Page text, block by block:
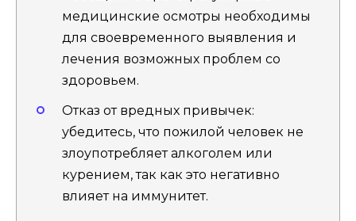
медицинские осмотры необходимы
для своевременного выявления и
лечения возможных проблем со
здоровьем.
Отказ от вредных привычек:
убедитесь, что пожилой человек не
злоупотребляет алкоголем или
курением, так как это негативно
влияет на иммунитет.